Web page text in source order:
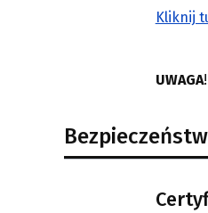
Kliknij
UWAGA!